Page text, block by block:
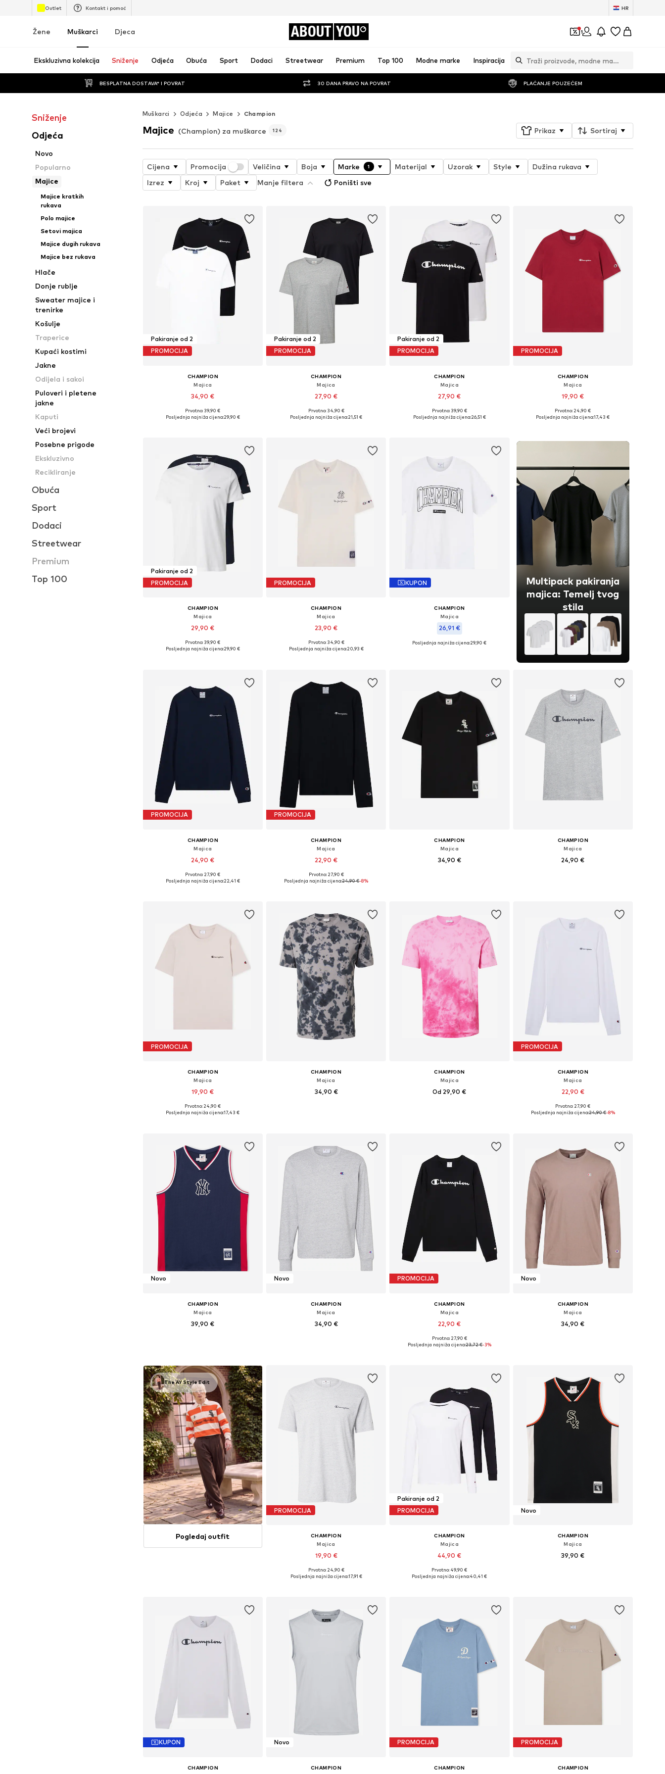
Outlet Kontakt i pomoć HR
Žene Muškarci Djeca ABOUT YOU 1
Ekskluzivna kolekcija Sniženje Odjeća Obuća Sport Dodaci Streetwear Premium Top 100 Modne marke Inspiracija
BESPLATNA DOSTAVA* I POVRAT 30 DANA PRAVO NA POVRAT PLAĆANJE POUZEĆEM
Sniženje
Odjeća
Novo
Popularno
Majice
Majice kratkih
rukava
Polo majice
Setovi majica
Majice dugih rukava
Majice bez rukava
Hlače
Donje rublje
Sweater majice i
trenirke
Košulje
Traperice
Kupaći kostimi
Jakne
Odijela i sakoi
Puloveri i pletene
jakne
Kaputi
Veći brojevi
Posebne prigode
Ekskluzivno
Recikliranje
Obuća
Sport
Dodaci
Streetwear
Premium
Top 100
Muškarci Odjeća Majice Champion
Majice (Champion) za muškarce 124 Prikaz Sortiraj
Cijena Promocija Veličina Boja Marke 1 Materijal Uzorak Style
Dužina rukava
Izrez
Kroj Paket Manje filtera Poništi sve
Pakiranje od 2
PROMOCIJA
CHAMPION
Majica
34,90 €
Dostupne veličine: S, M, L, XL, XXL
Prvotno: 39,90 €
Posljednja najniža cijena:29,90 €
Pakiranje od 2
PROMOCIJA
CHAMPION
Majica
27,90 €
Dostupne veličine: XS, S, M, L, XL, XXL
Prvotno: 34,90 €
Posljednja najniža cijena:21,51 €
Pakiranje od 2
PROMOCIJA
CHAMPION
Majica
27,90 €
Dostupne veličine: S, M, L, XXL
Prvotno: 39,90 €
Posljednja najniža cijena:26,51 €
PROMOCIJA
CHAMPION
Majica
19,90 €
+ 6
Dostupne veličine: S, M, L, XL
Prvotno: 24,90 €
Posljednja najniža cijena:17,43 €
Pakiranje od 2
PROMOCIJA
CHAMPION
Majica
29,90 €
Dostupne veličine: S, M, L, XL
Prvotno: 39,90 €
Posljednja najniža cijena:29,90 €
PROMOCIJA
CHAMPION
Majica
23,90 €
Dostupne veličine: S, M, L, XL
Prvotno: 34,90 €
Posljednja najniža cijena:20,93 €
KUPON
CHAMPION
Majica
26,91 €
Dostupne veličine: S
Posljednja najniža cijena:29,90 €
Multipack pakiranja
majica: Temelj tvog
stila
PROMOCIJA
CHAMPION
Majica
24,90 €
Dostupne veličine: S, M, L, XL, XXL
Prvotno: 27,90 €
Posljednja najniža cijena:22,41 €
PROMOCIJA
CHAMPION
Majica
22,90 €
Dostupne veličine: S, M, L, XL
Prvotno: 27,90 €
Posljednja najniža cijena:24,90 €-8%
CHAMPION
Majica
34,90 €
CHAMPION
Majica
24,90 €
PROMOCIJA
CHAMPION
Majica
19,90 €
+ 6
Dostupne veličine: S, M, L, XL
Prvotno: 24,90 €
Posljednja najniža cijena:17,43 €
CHAMPION
Majica
34,90 €
CHAMPION
Majica
Od 29,90 €
PROMOCIJA
CHAMPION
Majica
22,90 €
Dostupne veličine: S, M, L, XL
Prvotno: 27,90 €
Posljednja najniža cijena:24,90 €-8%
Novo
CHAMPION
Majica
39,90 €
Novo
CHAMPION
Majica
34,90 €
PROMOCIJA
CHAMPION
Majica
22,90 €
Dostupne veličine: S, M, L, XL
Prvotno: 27,90 €
Posljednja najniža cijena:23,72 €-3%
Novo
CHAMPION
Majica
34,90 €
The AY Style Edit
Pogledaj outfit
PROMOCIJA
CHAMPION
Majica
19,90 €
+ 6
Dostupne veličine: S, M, L, XXL
Prvotno: 24,90 €
Posljednja najniža cijena:17,91 €
Pakiranje od 2
PROMOCIJA
CHAMPION
Majica
44,90 €
Dostupne veličine: XS, S, M, L, XL, XXL
Prvotno: 49,90 €
Posljednja najniža cijena:40,41 €
Novo
CHAMPION
Majica
39,90 €
KUPON
CHAMPION
Novo
CHAMPION
PROMOCIJA
CHAMPION
PROMOCIJA
CHAMPION